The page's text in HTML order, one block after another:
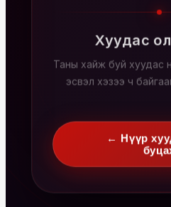
Хуудас
Таны хайж буй хуудас
эсвэл хэзээ ч
← Нүүр